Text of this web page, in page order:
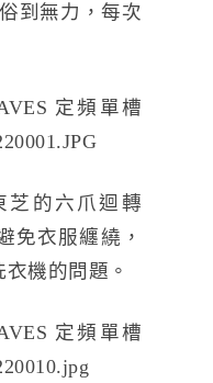
到無力，每次
芝的六爪迴轉
免衣服纏繞，
機的問題。